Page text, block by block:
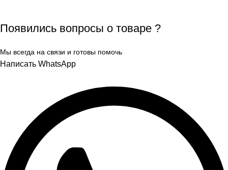
Появились вопросы о товаре ?
Мы всегда на связи и готовы помочь
Написать WhatsApp